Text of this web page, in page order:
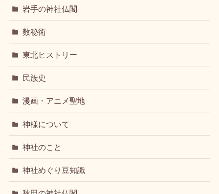
岩手の神社仏閣
数秘術
東北ヒストリー
民族史
漫画・アニメ聖地
神様について
神社のこと
神社めぐり豆知識